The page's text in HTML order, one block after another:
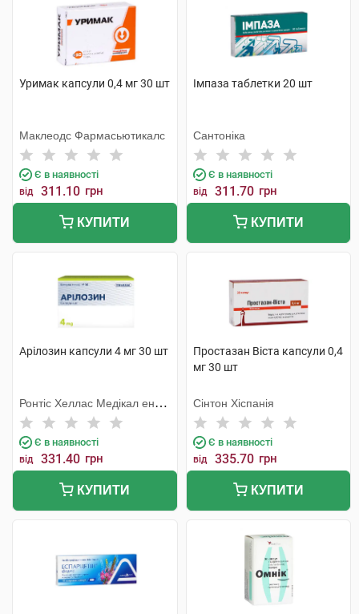
Уримак капсули 0,4 мг 30 шт
Маклеодс Фармасьютикалс
Є в наявності
від 311.10 грн
КУПИТИ
Імпаза таблетки 20 шт
Сантоніка
Є в наявності
від 311.70 грн
КУПИТИ
Арілозин капсули 4 мг 30 шт
Ронтіс Хеллас Медікал енд
Фармасьютікал Продактс
С.А.
Є в наявності
від 331.40 грн
КУПИТИ
Простазан Віста капсули 0,4
мг 30 шт
Сінтон Хіспанія
Є в наявності
від 335.70 грн
КУПИТИ